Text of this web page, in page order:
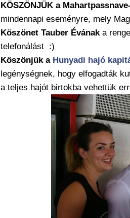
KÖSZÖNJÜK a
mindennapi eseményre, mely
Köszönet Tauber Évának a
telefonálást :)
Köszönjük a Hunyadi hajó
legénységnek, hogy elfogadták
a teljes hajót birtokba vehettük